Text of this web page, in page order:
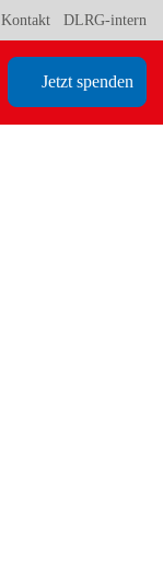
Kontakt DLRG-intern
Jetzt spenden